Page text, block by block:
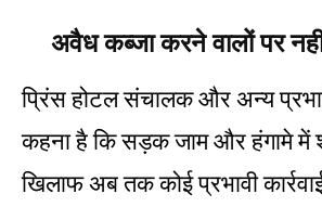
अवैध कब्जा करने वालों पर नहीं
प्रिंस होटल संचालक और अन्य
कहना है कि सड़क जाम और हंगामे में
खिलाफ अब तक कोई प्रभावी